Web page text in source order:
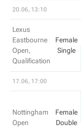
20.06, 13:10
Lexus
Eastbourne
Open,
Qualification
Female
Single
17.06, 17:00
Nottingham
Open
Female
Double